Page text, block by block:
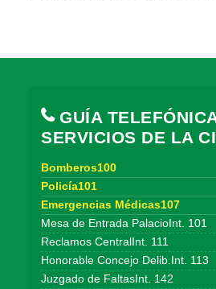
GUÍA
SERVICIOS DE LA
Bomberos100
Policía101
Emergencias Médicas107
Mesa de Entrada PalacioInt. 101
Reclamos CentralInt. 111
Honorable Concejo Delib.Int. 113
Juzgado de FaltasInt. 142